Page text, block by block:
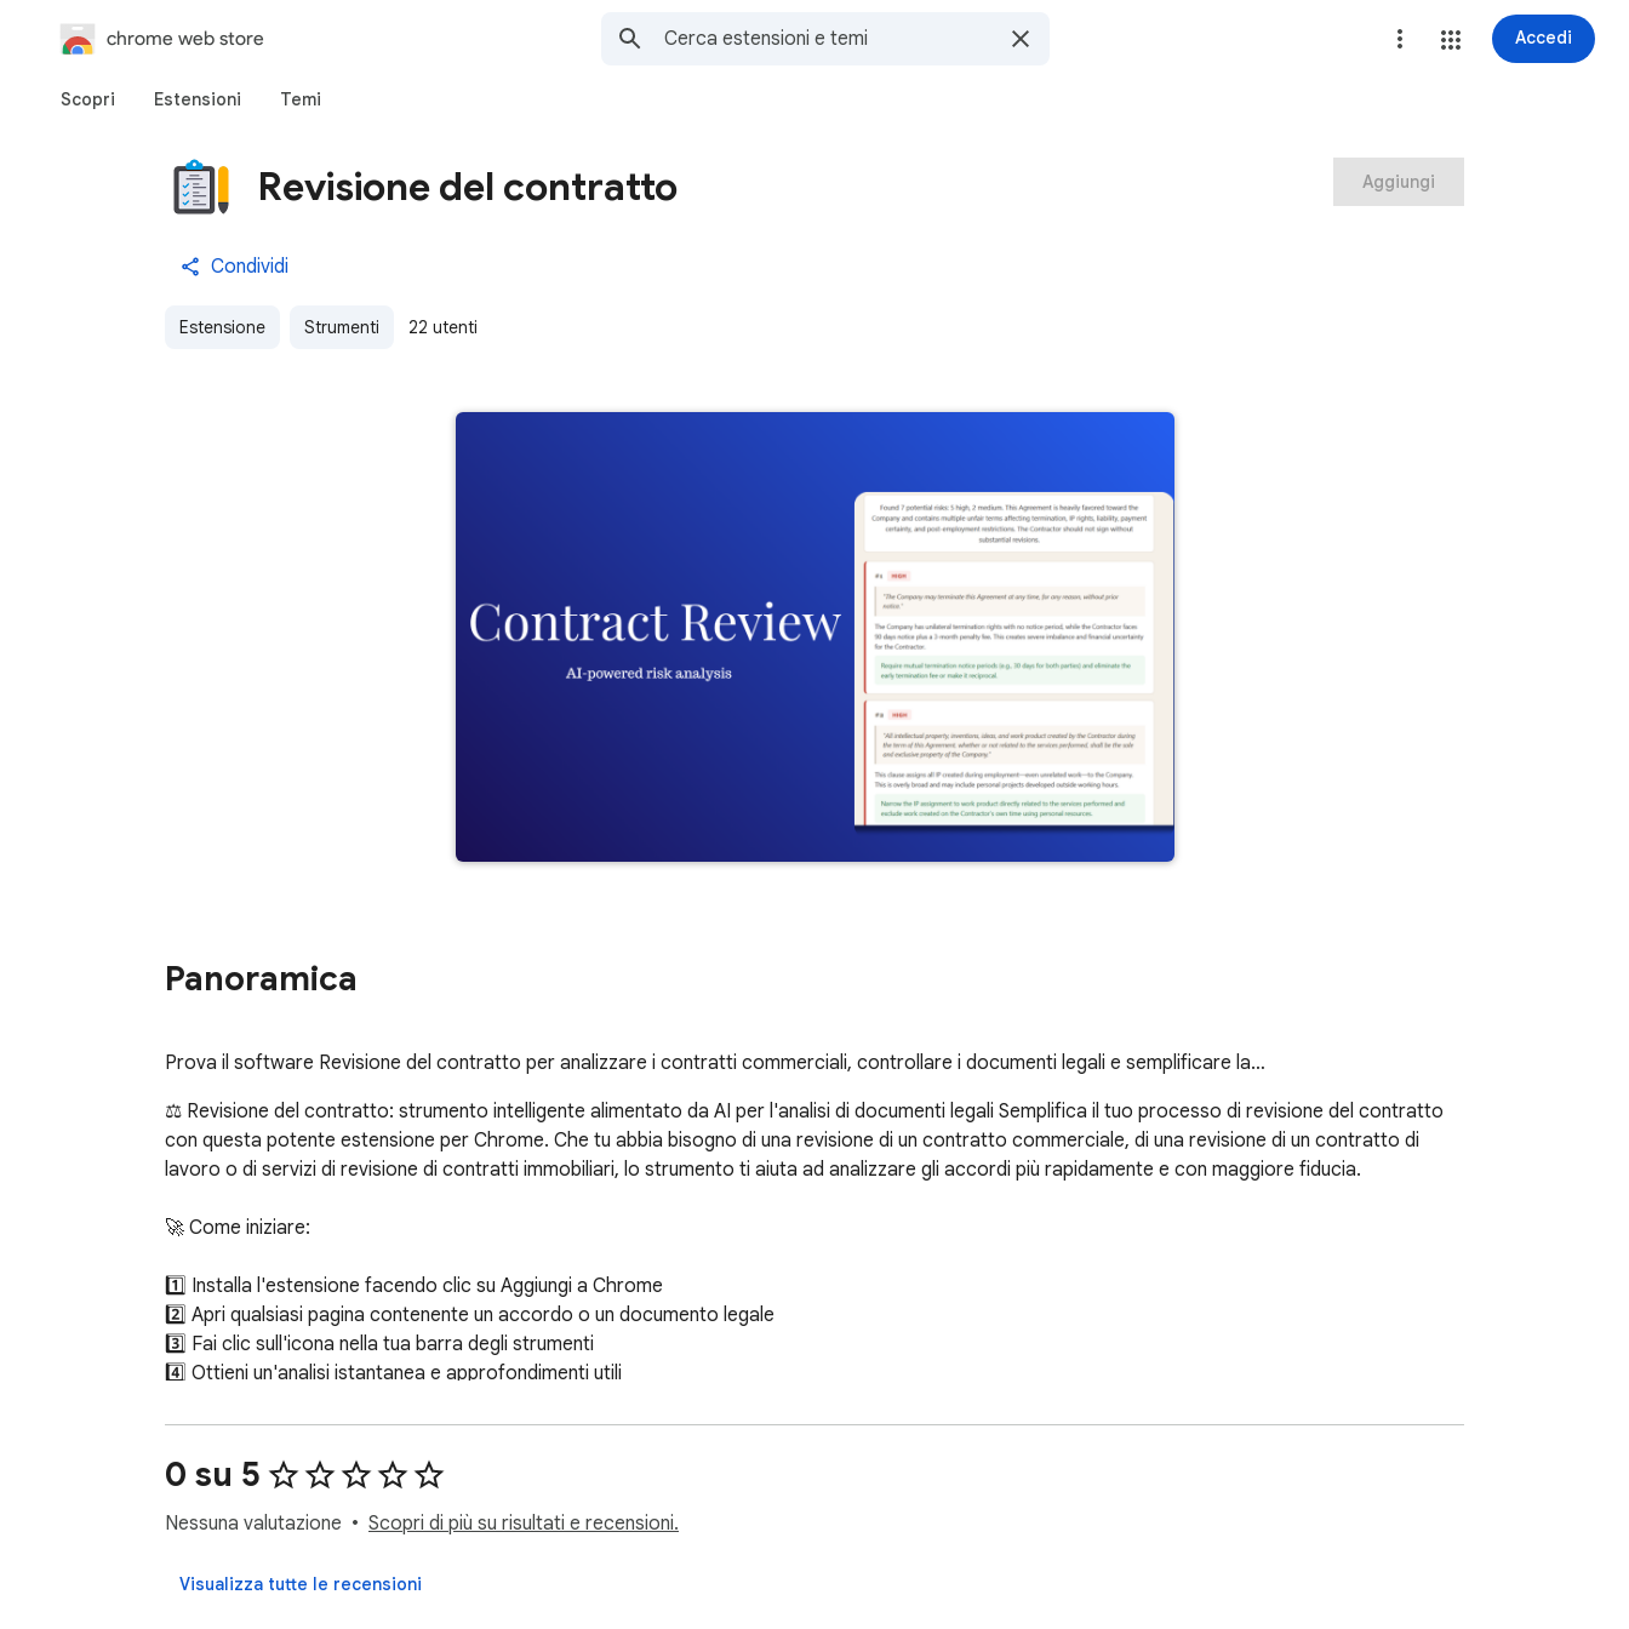
chrome web store Accedi
Scopri Estensioni Temi
Revisione del contratto
Condividi
Estensione Strumenti 22 utenti
Aggiungi
Panoramica
Prova il software Revisione del contratto per analizzare i contratti commerciali, controllare i documenti legali e semplificare la…
⚖️ Revisione del contratto: strumento intelligente alimentato da AI per l'analisi di documenti legali Semplifica il tuo processo di revisione del contratto
con questa potente estensione per Chrome. Che tu abbia bisogno di una revisione di un contratto commerciale, di una revisione di un contratto di
lavoro o di servizi di revisione di contratti immobiliari, lo strumento ti aiuta ad analizzare gli accordi più rapidamente e con maggiore fiducia.
🚀 Come iniziare:
1️⃣ Installa l'estensione facendo clic su Aggiungi a Chrome
2️⃣ Apri qualsiasi pagina contenente un accordo o un documento legale
3️⃣ Fai clic sull'icona nella tua barra degli strumenti
4️⃣ Ottieni un'analisi istantanea e approfondimenti utili
🌟 Perché migliaia di utenti si fidano di questo strumento? Il nostro software di revisione del contratto AI sostituisce costose consulenze legali per
compiti di routine. L'estensione funge da assistente personale, esaminando i documenti per rischi, clausole mancanti e lacune di conformità. Pensala
come una lista di controllo per la revisione del contratto che funziona ogni volta.
0 su 5
Nessuna valutazione Scopri di più su risultati e recensioni.
Visualizza tutte le recensioni